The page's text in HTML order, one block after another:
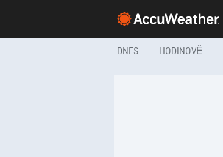
DNES HODINOVĚ